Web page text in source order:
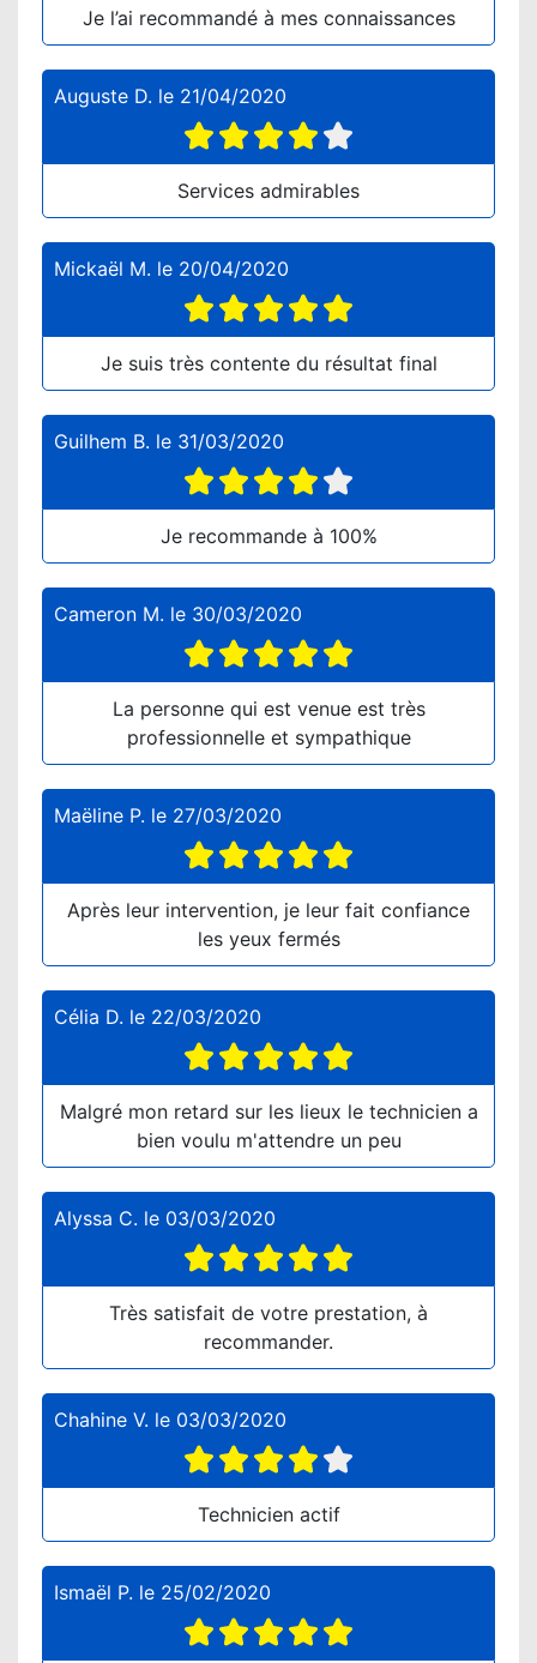
Je l’ai recommandé à mes connaissances
Auguste D. le 21/04/2020
Services admirables
Mickaël M. le 20/04/2020
Je suis très contente du résultat final
Guilhem B. le 31/03/2020
Je recommande à 100%
Cameron M. le 30/03/2020
La personne qui est venue est très
professionnelle et sympathique
Maëline P. le 27/03/2020
Après leur intervention, je leur fait confiance
les yeux fermés
Célia D. le 22/03/2020
Malgré mon retard sur les lieux le technicien a
bien voulu m'attendre un peu
Alyssa C. le 03/03/2020
Très satisfait de votre prestation, à
recommander.
Chahine V. le 03/03/2020
Technicien actif
Ismaël P. le 25/02/2020